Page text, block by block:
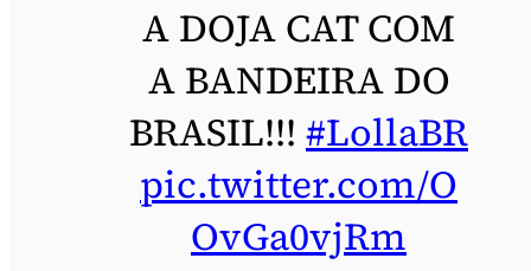
A DOJA CAT COM
A BANDEIRA DO
BRASIL!!! #LollaBR
pic.twitter.com/O
OvGa0vjRm